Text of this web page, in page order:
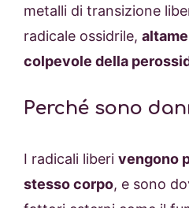
metalli di transizione
radicale ossidrile,
colpevole della
Perché sono
I radicali liberi vengono
stesso corpo, e sono